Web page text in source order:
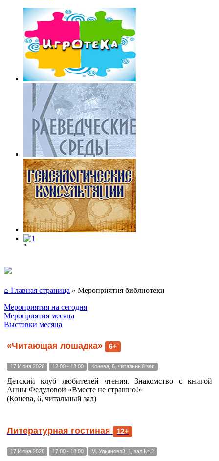
"
⌂ Главная страница » Мероприятия библиотеки
Мероприятия на сегодня
Мероприятия месяца
Выставки месяца
«Читающая лошадка» 6+
17 Июня 2026 12:00 - 13:00 Конева, 6, читальный зал
Детский клуб любителей чтения. Знакомство с книгой
Анны Федуловой «Вместе не страшно!»
(Конева, 6, читальный зал)
Литературная гостиная 12+
17 Июня 2026 17:00 - 18:00 М. Ульяновой, 1, зал № 2